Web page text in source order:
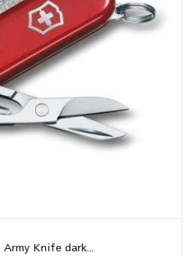
Army Knife dark...